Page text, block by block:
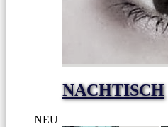
NACHTISCH
NEU